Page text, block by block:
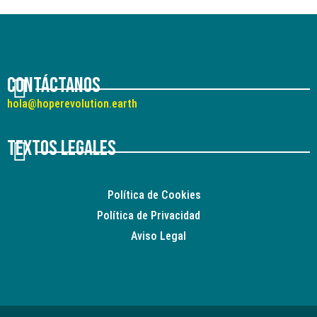
Contáctanos
hola@hoperevolution.earth
Textos legales
Política de Cookies
Política de Privacidad
Aviso Legal